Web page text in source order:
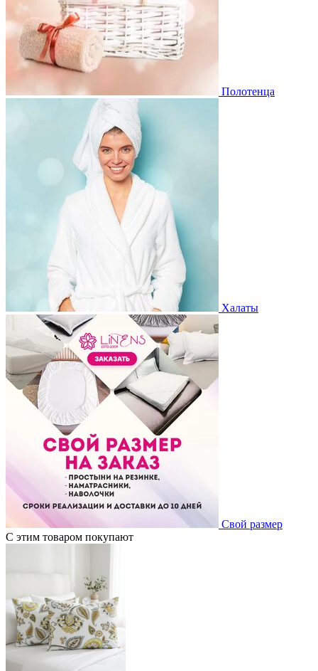
Полотенца
Халаты
Свой размер
С этим товаром покупают